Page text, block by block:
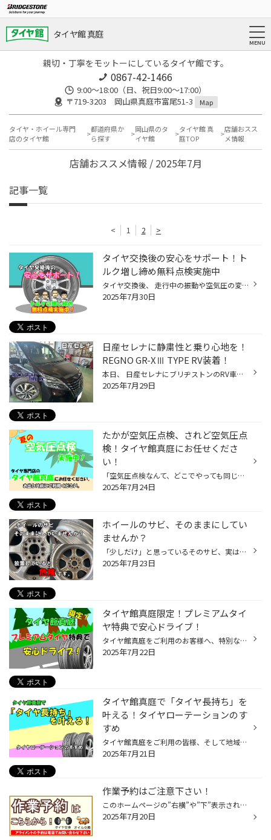
タイヤ館 真庭
親切・丁寧をモットーにしているタイヤ館です。
0867-42-1466
9:00～18:00（日、祝日9:00～17:00）
〒719-3203 岡山県真庭市富尾51-3
Map
タイヤ・ホイール専門
店のタイヤ館
都道府県か
ら探す
岡山県のタ
イヤ館
タイヤ館 真
庭TOP
店舗おスス
メ情報
店舗おススメ情報 / 2025年7月
記事一覧
< 1 2 >
タイヤ交換後の安心をサポート！ト
ルク増し締め無料点検実施中
タイヤ交換後、 走行中の振動や空気圧の変化によって、まれにホイールナットが緩むことがあります。 タイヤ館真庭では、お客様に安心してドライブを楽しんでいただくため、 タイヤ交換後にトルクの増し締め点検を無料で実施しています！ トルク増し締めって何？ ホイールナットが適正な力で締め付け...
2025年7月30日
日産セレナに静粛性と乗り心地を！
REGNO GR-XⅢ TYPE RV装着！
本日、 日産セレナにブリヂストンのRV車専用設計タイヤ「REGNO GR-XⅢ TYPE RV」を装着しました！ 「ミニバンでも静かで快適にドライブしたい！」 そんなお客様のご要望に応えるべく、今回はこのタイヤをおすすめさせていただきました！！！ REGNO GR-XⅢ TYPE RVは、 セダン向けのプレミアムタイヤと...
2025年7月29日
たかが空気圧点検、されど空気圧点
検！タイヤ館真庭にお任せくださ
い！
「空気圧点検なんて、どこでやっても同じでしょ？」 そう思っていませんか？ いいえ、決してそんなことはありません。 タイヤの空気圧は、皆さんの想像以上に車の安全性、タイヤの寿命に大きな影響を与えます。 なぜ空気圧点検がそんなに重要なのか？ タイヤの空気圧が適正でないと、こんなリスクが...
2025年7月24日
ホイールのサビ、そのままにしてい
ませんか？
「少しだけ」と思っているそのサビ、実はとても危険な状態かもしれません。 ホイールのサビは見た目が悪いだけでなく、 気づかないうちに深刻なトラブルを引き起こす可能性があります。 なぜホイールのサビは危険なの？ エア漏れの原因に サビが進行すると、ホイールとタイヤの密着性が失われ、空気...
2025年7月23日
タイヤ館真庭限定！プレミアムタイ
ヤ特典で安心ドライブ！
タイヤ館真庭をご利用のお客様へ、特別なご案内です。 タイヤ館真庭限定で、 POTENZA（ポテンザ）、REGNO（レグノ）、ALENZA（アレンザ）を ご購入いただいたお客様を対象に、特別なプレミアム特典がございます。 プレミアム特典の内容 窒素ガス充填いつでも無料！ タイヤの空気圧は走行性能や燃費...
2025年7月22日
タイヤ館真庭で「タイヤ長持ち」を
叶える！タイヤローテーションのす
すめ
タイヤ館真庭をご利用の皆様、そして地域のドライバーの皆様、こんにちは！ 皆様は、ご自身の愛車のタイヤが「均等に」減っているか、意識されたことはありますか？ 実は、車の構造上、タイヤはそれぞれ異なるスピードで摩耗していきます。 前輪駆動の車であれば前輪が、後輪駆動であれば後輪が、 ...
2025年7月21日
作業予約はご注意下さい！
このホームページの”右横”や”下”表示される「予約する」のリンクは使用しないで下さい。 当店とは関係無い「価格」が表示されます。 作業予約はこちらを利用して下さい。 （ホームページ画像） （ホームページ画像） 作業予約はこちらを利用して下さい。
2025年7月20日